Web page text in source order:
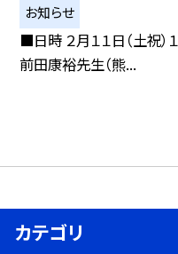
お知らせ
■日時 ２月１１日（土祝）
前田康裕先生（熊...
カテゴリ